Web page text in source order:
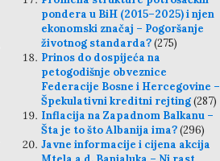
pondera u BiH (2015–2025) i njen
ekonomski značaj – Pogoršanje
životnog standarda?(275)
Prinos do dospijeća na
petogodišnje obveznice
Federacije Bosne i Hercegovine –
Špekulativni kreditni rejting(287)
Inflacija na Zapadnom Balkanu –
Šta je to što Albanija ima?(296)
Javne informacije i cijena akcija